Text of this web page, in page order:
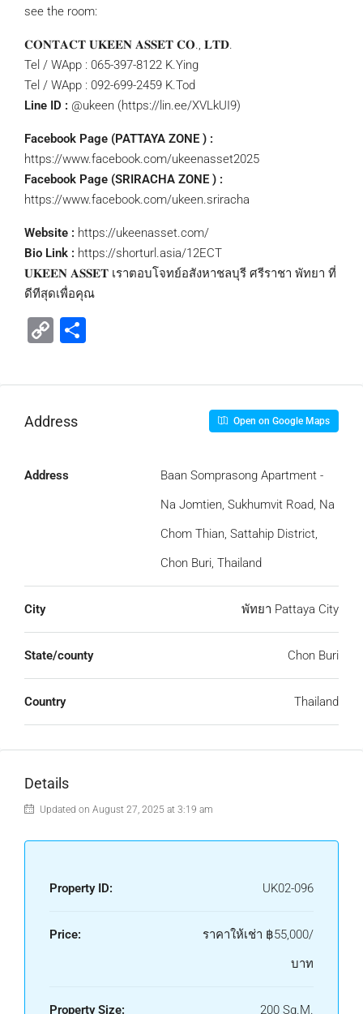
see the room:
𝐂𝐎𝐍𝐓𝐀𝐂𝐓 𝐔𝐊𝐄𝐄𝐍 𝐀𝐒𝐒𝐄𝐓 𝐂𝐎., 𝐋𝐓𝐃.
Tel / WApp : 065-397-8122 K.Ying
Tel / WApp : 092-699-2459 K.Tod
Line ID : @ukeen (https://lin.ee/XVLkUI9)
Facebook Page (PATTAYA ZONE ) :
https://www.facebook.com/ukeenasset2025
Facebook Page (SRIRACHA ZONE ) :
https://www.facebook.com/ukeen.sriracha
Website : https://ukeenasset.com/
Bio Link : https://shorturl.asia/12ECT
𝐔𝐊𝐄𝐄𝐍 𝐀𝐒𝐒𝐄𝐓 เราตอบโจทย์อสังหาชลบุรี ศรีราชา พัทยา ที่
ดีทีสุดเพื่อคุณ
Copy
Address Open on Google Maps
Address
Baan Somprasong Apartment -
Na Jomtien, Sukhumvit Road, Na
Chom Thian, Sattahip District,
Chon Buri, Thailand
City พัทยา Pattaya City
State/county Chon Buri
Country Thailand
Details
Updated on August 27, 2025 at 3:19 am
Property ID: UK02-096
Price: ราคาให้เช่า ฿55,000/
บาท
Property Size: 200 Sq.M.